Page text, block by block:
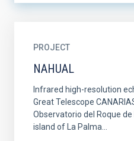
PROJECT
NAHUAL
Infrared high-resolution
Great Telescope
Observatorio del Roque
island of La Palma...